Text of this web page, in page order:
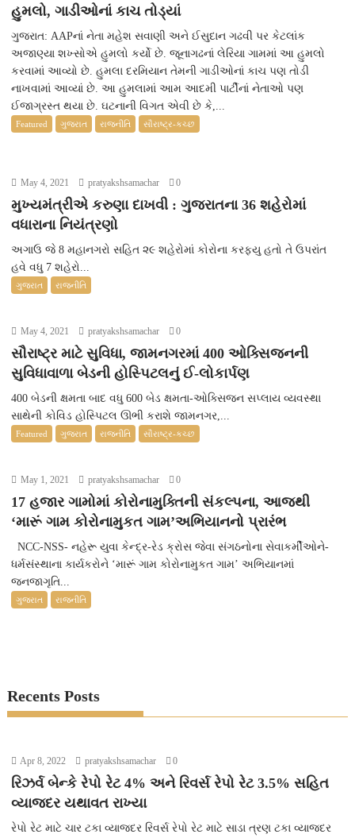
હુમલો, ગાડીઓનાં કાચ તોડ્યાં
ગુજરાત: AAPનાં નેતા મહેશ સવાણી અને ઈસુદાન ગઢવી પર કેટલાંક
અજાણ્યા શખ્સોએ હુમલો કર્યો છે. જૂનાગઢનાં લેરિયા ગામમાં આ હુમલો
કરવામાં આવ્યો છે. હુમલા દરમિયાન તેમની ગાડીઓનાં કાચ પણ તોડી
નાખવામાં આવ્યાં છે. આ હુમલામાં આમ આદમી પાર્ટીનાં નેતાઓ પણ
ઈજાગ્રસ્ત થયા છે. ઘટનાની વિગત એવી છે કે,...
Featured ગુજરાત રાજનીતિ સૌરાષ્ટ્ર-કચ્છ
May 4, 2021 pratyakshsamachar 0
મુખ્યમંત્રીએ કરુણા દાખવી : ગુજરાતના 36 શહેરોમાં
વધારાના નિયંત્રણો
અગાઉ જે 8 મહાનગરો સહિત ૨૯ શહેરોમાં કોરોના કરફ્યુ હતો તે ઉપરાંત
હવે વધુ 7 શહેરો...
ગુજરાત રાજનીતિ
May 4, 2021 pratyakshsamachar 0
સૌરાષ્ટ્ર માટે સુવિધા, જામનગરમાં 400 ઓક્સિજનની
સુવિધાવાળા બેડની હોસ્પિટલનું ઈ-લોકાર્પણ
400 બેડની ક્ષમતા બાદ વધુ 600 બેડ ક્ષમતા-ઓક્સિજન સપ્લાય વ્યવસ્થા
સાથેની કોવિડ હોસ્પિટલ ઊભી કરાશે જામનગર,...
Featured ગુજરાત રાજનીતિ સૌરાષ્ટ્ર-કચ્છ
May 1, 2021 pratyakshsamachar 0
17 હજાર ગામોમાં કોરોનામુક્તિની સંકલ્પના, આજથી
‘મારૂં ગામ કોરોનામુકત ગામ’અભિયાનનો પ્રારંભ
NCC-NSS- નહેરૂ યુવા કેન્દ્ર-રેડ ક્રોસ જેવા સંગઠનોના સેવાકર્મીઓને-
ધર્મસંસ્થાના કાર્યકરોને ‘મારૂં ગામ કોરોનામુકત ગામ’ અભિયાનમાં
જનજાગૃતિ...
ગુજરાત રાજનીતિ
Recents Posts
Apr 8, 2022 pratyakshsamachar 0
રિઝર્વ બેન્કે રેપો રેટ 4% અને રિવર્સ રેપો રેટ 3.5% સહિત
વ્યાજદર યથાવત રાખ્યા
રેપો રેટ માટે ચાર ટકા વ્યાજદર રિવર્સ રેપો રેટ માટે સાડા ત્રણ ટકા વ્યાજદર